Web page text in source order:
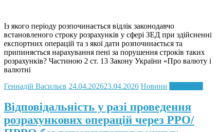
Із якого періоду розпочинається відлік законодавчо
встановленого строку розрахунків у сфері ЗЕД при здійсненні
експортних операцій та з якої дати розпочинається та
припиняється нарахування пені за порушення строків таких
розрахунків? Частиною 2 ст. 13 Закону України «Про валюту і
валютні
Геннадій Васильєв 24.04.202623.04.2026 Новини
Відповідальність у разі проведення
розрахункових операцій через РРО/